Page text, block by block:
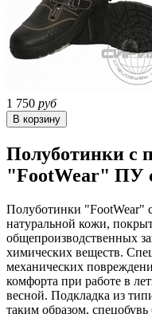
1 750 руб
Полуботинки с
"FootWear" ПУ
Полуботинки "FootWear"
натуральной кожи,
общепроизводственных
химических веществ.
механических
комфорта при работе в
весной. Подкладка из
таким образом,